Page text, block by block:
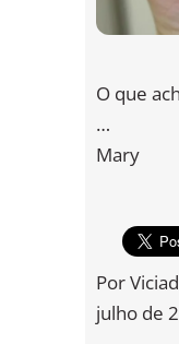
O que
…
Mary
Por
julho de